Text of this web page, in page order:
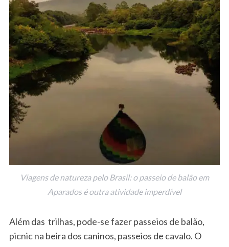
Viagens de natureza pelo Brasil: o passeio de balão em
Aparados é outra atividade imperdível
Além das trilhas, pode-se fazer passeios de balão,
picnic na beira dos caninos, passeios de cavalo. O